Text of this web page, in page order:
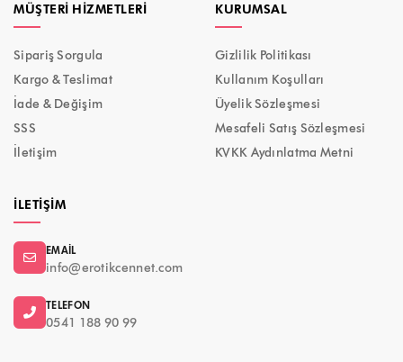
MÜŞTERI HIZMETLERI
Sipariş Sorgula
Kargo & Teslimat
İade & Değişim
SSS
İletişim
KURUMSAL
Gizlilik Politikası
Kullanım Koşulları
Üyelik Sözleşmesi
Mesafeli Satış Sözleşmesi
KVKK Aydınlatma Metni
İLETIŞIM
EMAIL
info@erotikcennet.com
TELEFON
0541 188 90 99